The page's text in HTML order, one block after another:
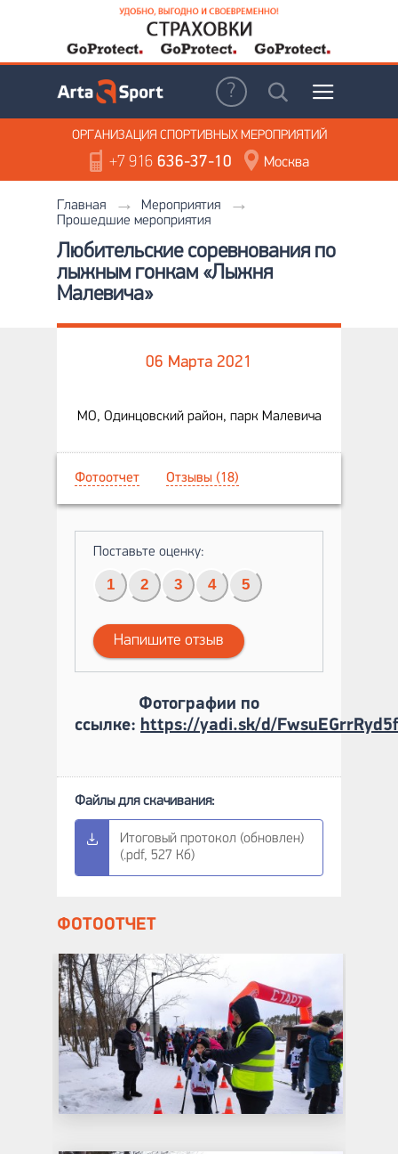
ОРГАНИЗАЦИЯ СПОРТИВНЫХ МЕРОПРИЯТИЙ
+7 916636-37-10 Москва
Главная
Мероприятия
Прошедшие мероприятия
Любительские соревнования по
лыжным гонкам «Лыжня
Малевича»
06 Марта 2021
МО, Одинцовский район, парк Малевича
Фотоотчет Отзывы (18)
Поставьте оценку:
1 2 3 4 5
Напишите отзыв
Фотографии по
ссылке: https://yadi.sk/d/
Итоговый протокол (обновлен)
(.pdf, 527 Кб)
ФОТООТЧЕТ